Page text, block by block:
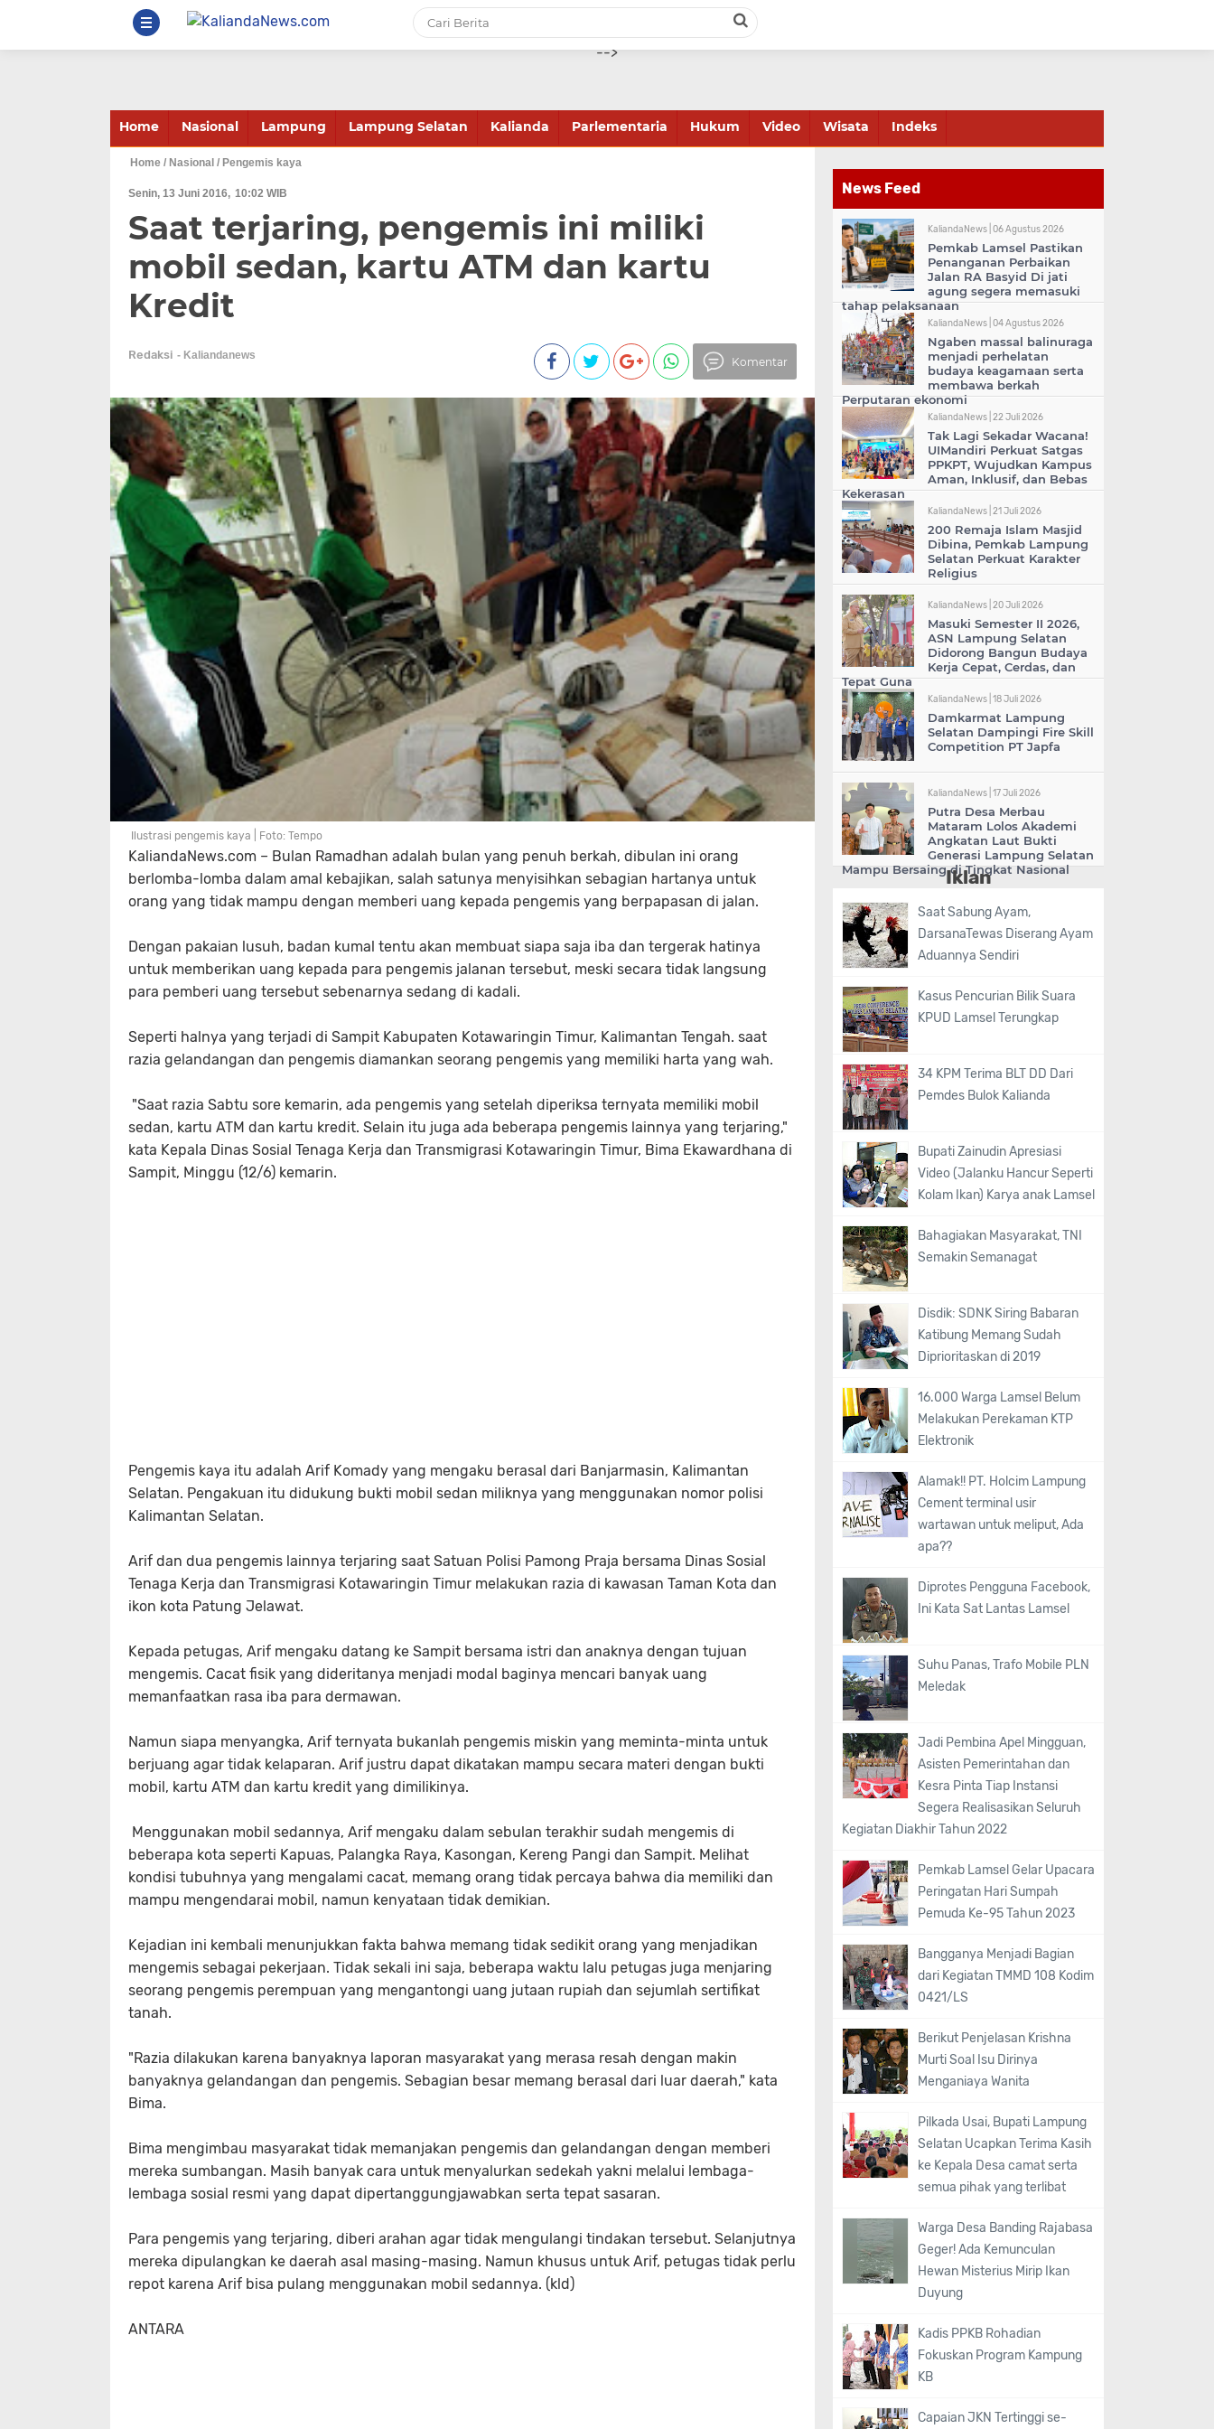
-->
Home Nasional Lampung Lampung Selatan Kalianda Parlementaria Hukum Video Wisata Indeks
Home / Nasional / Pengemis kaya
Senin, 13 Juni 2016 10:02 WIB
Saat terjaring, pengemis ini miliki
mobil sedan, kartu ATM dan kartu
Kredit
Redaksi
Komentar
Ilustrasi pengemis kaya | Foto: Tempo
KaliandaNews.com – Bulan Ramadhan adalah bulan yang penuh berkah, dibulan ini orang
berlomba-lomba dalam amal kebajikan, salah satunya menyisihkan sebagian hartanya untuk
orang yang tidak mampu dengan memberi uang kepada pengemis yang berpapasan di jalan.
Dengan pakaian lusuh, badan kumal tentu akan membuat siapa saja iba dan tergerak hatinya
untuk memberikan uang kepada para pengemis jalanan tersebut, meski secara tidak langsung
para pemberi uang tersebut sebenarnya sedang di kadali.
Seperti halnya yang terjadi di Sampit Kabupaten Kotawaringin Timur, Kalimantan Tengah. saat
razia gelandangan dan pengemis diamankan seorang pengemis yang memiliki harta yang wah.
"Saat razia Sabtu sore kemarin, ada pengemis yang setelah diperiksa ternyata memiliki mobil
sedan, kartu ATM dan kartu kredit. Selain itu juga ada beberapa pengemis lainnya yang terjaring,"
kata Kepala Dinas Sosial Tenaga Kerja dan Transmigrasi Kotawaringin Timur, Bima Ekawardhana di
Sampit, Minggu (12/6) kemarin.
Pengemis kaya itu adalah Arif Komady yang mengaku berasal dari Banjarmasin, Kalimantan
Selatan. Pengakuan itu didukung bukti mobil sedan miliknya yang menggunakan nomor polisi
Kalimantan Selatan.
Arif dan dua pengemis lainnya terjaring saat Satuan Polisi Pamong Praja bersama Dinas Sosial
Tenaga Kerja dan Transmigrasi Kotawaringin Timur melakukan razia di kawasan Taman Kota dan
ikon kota Patung Jelawat.
Kepada petugas, Arif mengaku datang ke Sampit bersama istri dan anaknya dengan tujuan
mengemis. Cacat fisik yang dideritanya menjadi modal baginya mencari banyak uang
memanfaatkan rasa iba para dermawan.
Namun siapa menyangka, Arif ternyata bukanlah pengemis miskin yang meminta-minta untuk
berjuang agar tidak kelaparan. Arif justru dapat dikatakan mampu secara materi dengan bukti
mobil, kartu ATM dan kartu kredit yang dimilikinya.
Menggunakan mobil sedannya, Arif mengaku dalam sebulan terakhir sudah mengemis di
beberapa kota seperti Kapuas, Palangka Raya, Kasongan, Kereng Pangi dan Sampit. Melihat
kondisi tubuhnya yang mengalami cacat, memang orang tidak percaya bahwa dia memiliki dan
mampu mengendarai mobil, namun kenyataan tidak demikian.
Kejadian ini kembali menunjukkan fakta bahwa memang tidak sedikit orang yang menjadikan
mengemis sebagai pekerjaan. Tidak sekali ini saja, beberapa waktu lalu petugas juga menjaring
seorang pengemis perempuan yang mengantongi uang jutaan rupiah dan sejumlah sertifikat
tanah.
"Razia dilakukan karena banyaknya laporan masyarakat yang merasa resah dengan makin
banyaknya gelandangan dan pengemis. Sebagian besar memang berasal dari luar daerah," kata
Bima.
Bima mengimbau masyarakat tidak memanjakan pengemis dan gelandangan dengan memberi
mereka sumbangan. Masih banyak cara untuk menyalurkan sedekah yakni melalui lembaga-
lembaga sosial resmi yang dapat dipertanggungjawabkan serta tepat sasaran.
Para pengemis yang terjaring, diberi arahan agar tidak mengulangi tindakan tersebut. Selanjutnya
mereka dipulangkan ke daerah asal masing-masing. Namun khusus untuk Arif, petugas tidak perlu
repot karena Arif bisa pulang menggunakan mobil sedannya. (kld)
ANTARA
News Feed
KaliandaNews | 06 Agustus 2026
Pemkab Lamsel Pastikan
Penanganan Perbaikan
Jalan RA Basyid Di jati
agung segera memasuki
tahap pelaksanaan
KaliandaNews | 04 Agustus 2026
Ngaben massal balinuraga
menjadi perhelatan
budaya keagamaan serta
membawa berkah
Perputaran ekonomi
KaliandaNews | 22 Juli 2026
Tak Lagi Sekadar Wacana!
UIMandiri Perkuat Satgas
PPKPT, Wujudkan Kampus
Aman, Inklusif, dan Bebas
Kekerasan
KaliandaNews | 21 Juli 2026
200 Remaja Islam Masjid
Dibina, Pemkab Lampung
Selatan Perkuat Karakter
Religius
KaliandaNews | 20 Juli 2026
Masuki Semester II 2026,
ASN Lampung Selatan
Didorong Bangun Budaya
Kerja Cepat, Cerdas, dan
Tepat Guna
KaliandaNews | 18 Juli 2026
Damkarmat Lampung
Selatan Dampingi Fire Skill
Competition PT Japfa
KaliandaNews | 17 Juli 2026
Putra Desa Merbau
Mataram Lolos Akademi
Angkatan Laut Bukti
Generasi Lampung Selatan
Mampu Bersaing di Tingkat Nasional
Iklan
Saat Sabung Ayam,
DarsanaTewas Diserang Ayam
Aduannya Sendiri
Kasus Pencurian Bilik Suara
KPUD Lamsel Terungkap
34 KPM Terima BLT DD Dari
Pemdes Bulok Kalianda
Bupati Zainudin Apresiasi
Video (Jalanku Hancur Seperti
Kolam Ikan) Karya anak Lamsel
Bahagiakan Masyarakat, TNI
Semakin Semanagat
Disdik: SDNK Siring Babaran
Katibung Memang Sudah
Diprioritaskan di 2019
16.000 Warga Lamsel Belum
Melakukan Perekaman KTP
Elektronik
Alamak!! PT. Holcim Lampung
Cement terminal usir
wartawan untuk meliput, Ada
apa??
Diprotes Pengguna Facebook,
Ini Kata Sat Lantas Lamsel
Suhu Panas, Trafo Mobile PLN
Meledak
Jadi Pembina Apel Mingguan,
Asisten Pemerintahan dan
Kesra Pinta Tiap Instansi
Segera Realisasikan Seluruh
Kegiatan Diakhir Tahun 2022
Pemkab Lamsel Gelar Upacara
Peringatan Hari Sumpah
Pemuda Ke-95 Tahun 2023
Bangganya Menjadi Bagian
dari Kegiatan TMMD 108 Kodim
0421/LS
Berikut Penjelasan Krishna
Murti Soal Isu Dirinya
Menganiaya Wanita
Pilkada Usai, Bupati Lampung
Selatan Ucapkan Terima Kasih
ke Kepala Desa camat serta
semua pihak yang terlibat
Warga Desa Banding Rajabasa
Geger! Ada Kemunculan
Hewan Misterius Mirip Ikan
Duyung
Kadis PPKB Rohadian
Fokuskan Program Kampung
KB
Capaian JKN Tertinggi se-